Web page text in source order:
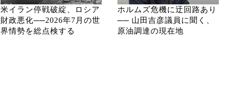
米イラン停戦破綻、ロシア
財政悪化──2026年7月の世
界情勢を総点検する
ホルムズ危機に迂回路あり
── 山田吉彦議員に聞く、
原油調達の現在地